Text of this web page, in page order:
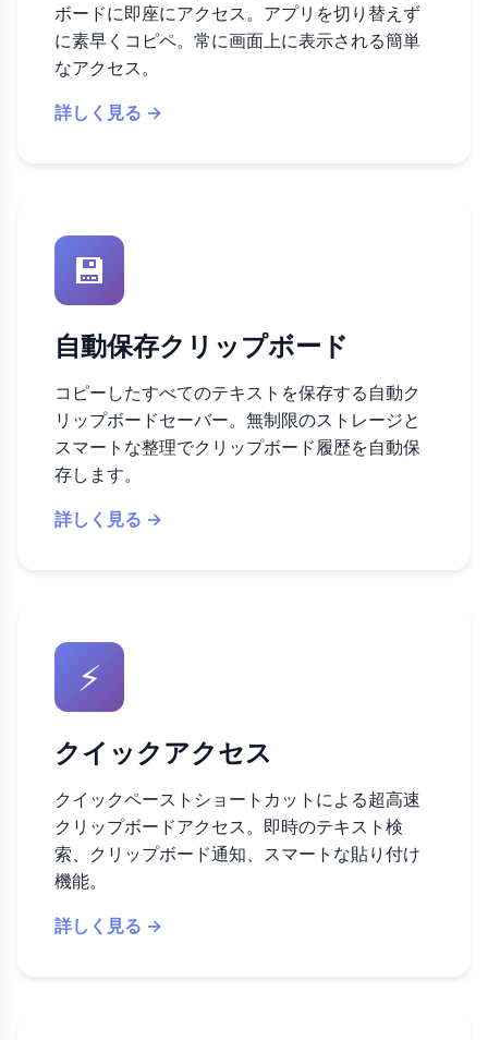
ボードに即座にアクセス。アプリを切り替えず
に素早くコピペ。常に画面上に表示される簡単
なアクセス。
詳しく見る →
💾
自動保存クリップボード
コピーしたすべてのテキストを保存する自動ク
リップボードセーバー。無制限のストレージと
スマートな整理でクリップボード履歴を自動保
存します。
詳しく見る →
⚡
クイックアクセス
クイックペーストショートカットによる超高速
クリップボードアクセス。即時のテキスト検
索、クリップボード通知、スマートな貼り付け
機能。
詳しく見る →